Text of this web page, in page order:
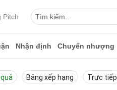
Pitch
Nhận định Chuyển nhượng
Bảng xếp hạng Trực tiếp